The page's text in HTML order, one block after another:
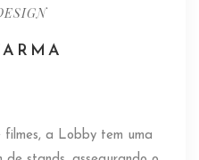
a Lobby tem uma